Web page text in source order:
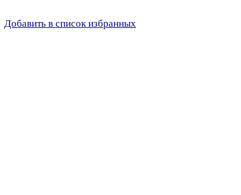
Добавить в список избранных